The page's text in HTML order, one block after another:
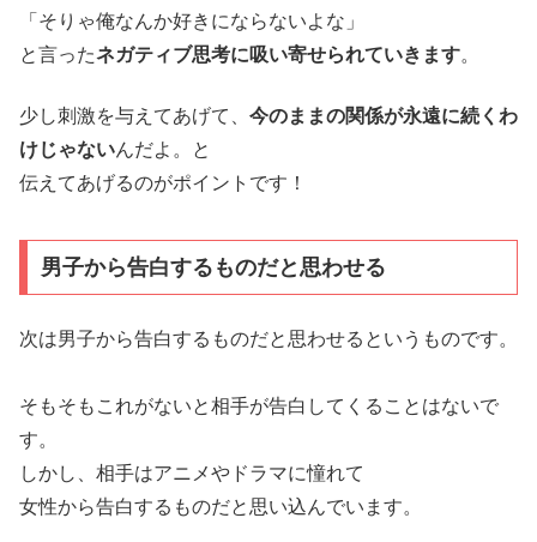
「そりゃ俺なんか好きにならないよな」
と言ったネガティブ思考に吸い寄せられていきます。
少し刺激を与えてあげて、 今のままの関係が永遠に続くわ
けじゃないんだよ。と
伝えてあげるのがポイントです！
男子から告白するものだと思わせる
次は男子から告白するものだと思わせるというものです。
そもそもこれがないと相手が告白してくることはないで
す。
しかし、相手はアニメやドラマに憧れて
女性から告白するものだと思い込んでいます。